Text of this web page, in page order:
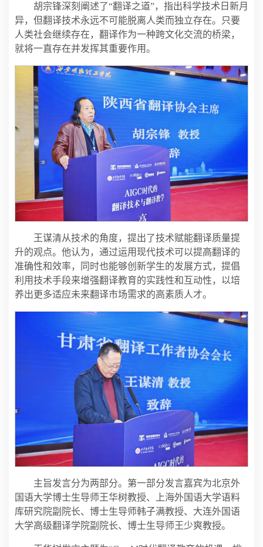
胡宗锋深刻阐述了“翻译之道”，指出科学技术日新月
异，但翻译技术永远不可能脱离人类而独立存在。只要
人类社会继续存在，翻译作为一种跨文化交流的桥梁，
就将一直存在并发挥其重要作用。
王谋清从技术的角度，提出了技术赋能翻译质量提
升的观点。他认为，通过运用现代技术可以提高翻译的
准确性和效率，同时也能够创新学生的发展方式，提倡
利用技术手段来增强翻译教育的实践性和互动性，以培
养出更多适应未来翻译市场需求的高素质人才。
主旨发言分为两部分。第一部分发言嘉宾为北京外
国语大学博士生导师王华树教授、上海外国语大学语料
库研究院副院长、博士生导师韩子满教授、大连外国语
大学高级翻译学院副院长、博士生导师王少爽教授。